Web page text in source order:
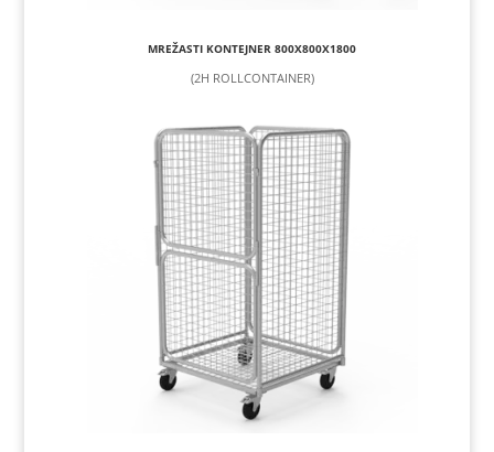
MREŽASTI KONTEJNER 800X800X1800
(2H ROLLCONTAINER)